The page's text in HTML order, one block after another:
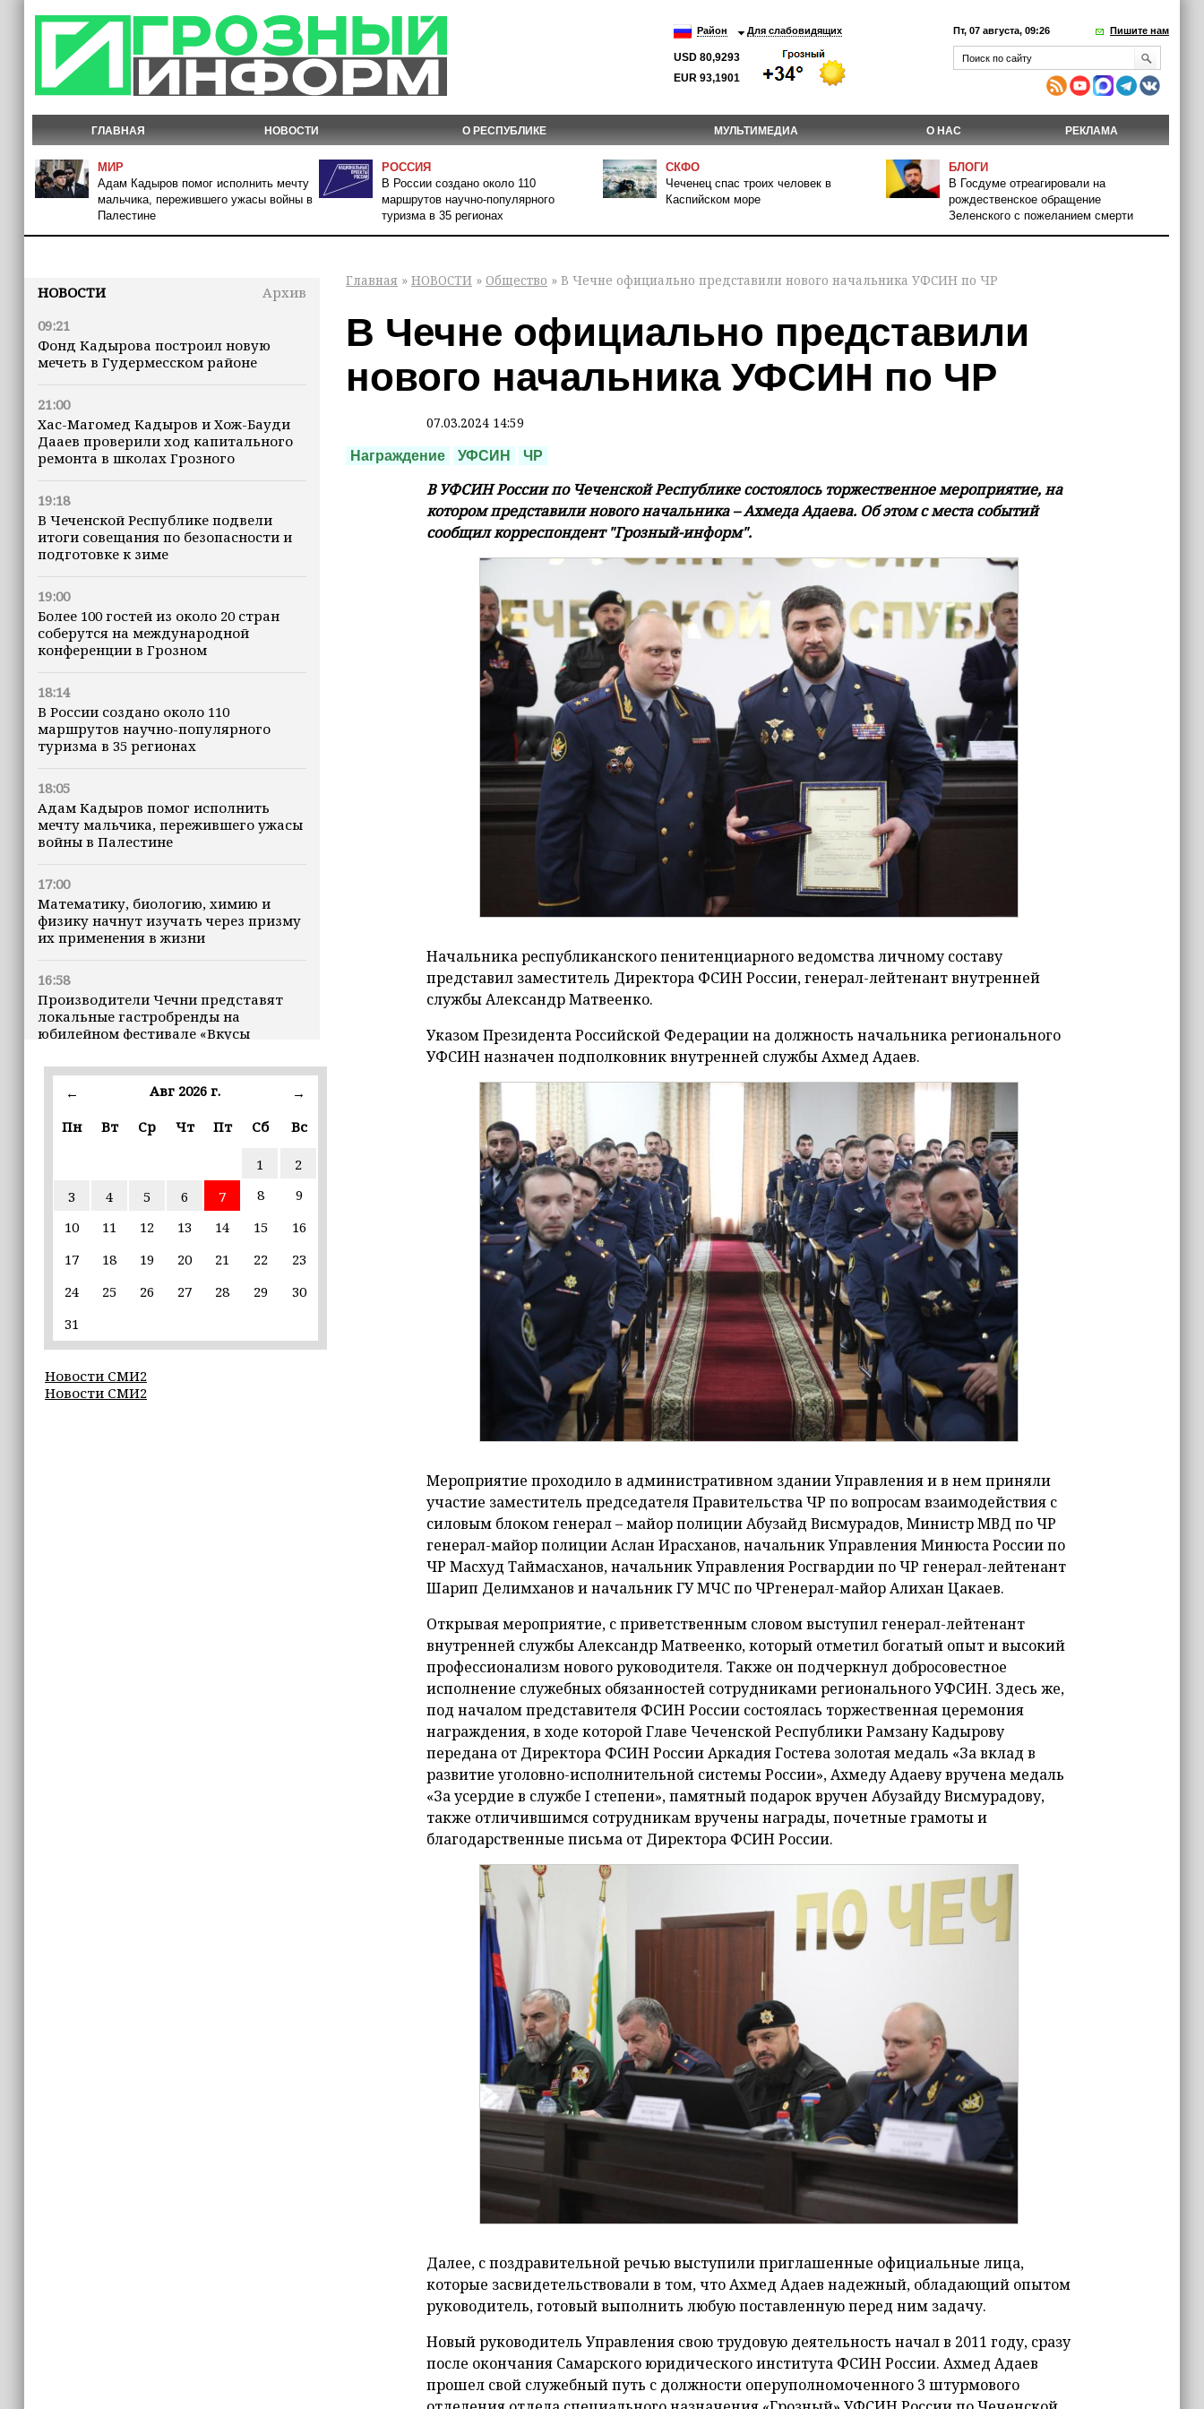
Район Для слабовидящих
USD 80,9293
EUR 93,1901
Пт, 07 августа, 09:26 Пишите нам
ГЛАВНАЯ НОВОСТИ О РЕСПУБЛИКЕ МУЛЬТИМЕДИА О НАС РЕКЛАМА
МИР
Адам Кадыров помог исполнить мечту
мальчика, пережившего ужасы войны в
Палестине
РОССИЯ
В России создано около 110
маршрутов научно-популярного
туризма в 35 регионах
СКФО
Чеченец спас троих человек в
Каспийском море
БЛОГИ
В Госдуме отреагировали на
рождественское обращение
Зеленского с пожеланием смерти
НОВОСТИ
Архив
09:21
Фонд Кадырова построил новую
мечеть в Гудермесском районе
21:00
Хас-Магомед Кадыров и Хож-Бауди
Дааев проверили ход капитального
ремонта в школах Грозного
19:18
В Чеченской Республике подвели
итоги совещания по безопасности и
подготовке к зиме
19:00
Более 100 гостей из около 20 стран
соберутся на международной
конференции в Грозном
18:14
В России создано около 110
маршрутов научно-популярного
туризма в 35 регионах
18:05
Адам Кадыров помог исполнить
мечту мальчика, пережившего ужасы
войны в Палестине
17:00
Математику, биологию, химию и
физику начнут изучать через призму
их применения в жизни
16:58
Производители Чечни представят
локальные гастробренды на
юбилейном фестивале «Вкусы
16:50
кандидатом на должность Главы ЧР
Почему кошки заранее чувствуют
землетрясения, рассказала
ветеринар
16:12
Владимир Машков высоко оценил
«Федерация» (+видео)
Неделя популяризации грудного
вскармливания: что важно знать
← Авг 2026 г.
→
Пн
Вт Ср Чт Пт Сб Вс
1
2
3
4 5 6 7 8
9
10
11 12 13 14 15
16
17
18 19 20 21 22
23
24
25 26 27 28 29
30
31
Новости СМИ2
Новости СМИ2
Главная » НОВОСТИ » Общество » В Чечне официально представили нового начальника УФСИН по ЧР
В Чечне официально представили
нового начальника УФСИН по ЧР
07.03.2024 14:59
Награждение УФСИН ЧР
В УФСИН России по Чеченской Республике состоялось торжественное мероприятие, на
котором представили нового начальника – Ахмеда Адаева. Об этом с места событий
сообщил корреспондент "Грозный-информ".
Начальника республиканского пенитенциарного ведомства личному составу
представил заместитель Директора ФСИН России, генерал-лейтенант внутренней
службы Александр Матвеенко.
Указом Президента Российской Федерации на должность начальника регионального
УФСИН назначен подполковник внутренней службы Ахмед Адаев.
Мероприятие проходило в административном здании Управления и в нем приняли
участие заместитель председателя Правительства ЧР по вопросам взаимодействия с
силовым блоком генерал – майор полиции Абузайд Висмурадов, Министр МВД по ЧР
генерал-майор полиции Аслан Ирасханов, начальник Управления Минюста России по
ЧР Масхуд Таймасханов, начальник Управления Росгвардии по ЧР генерал-лейтенант
Шарип Делимханов и начальник ГУ МЧС по ЧРгенерал-майор Алихан Цакаев.
Открывая мероприятие, с приветственным словом выступил генерал-лейтенант
внутренней службы Александр Матвеенко, который отметил богатый опыт и высокий
профессионализм нового руководителя. Также он подчеркнул добросовестное
исполнение служебных обязанностей сотрудниками регионального УФСИН. Здесь же,
под началом представителя ФСИН России состоялась торжественная церемония
награждения, в ходе которой Главе Чеченской Республики Рамзану Кадырову
передана от Директора ФСИН России Аркадия Гостева золотая медаль «За вклад в
развитие уголовно-исполнительной системы России», Ахмеду Адаеву вручена медаль
«За усердие в службе I степени», памятный подарок вручен Абузайду Висмурадову,
также отличившимся сотрудникам вручены награды, почетные грамоты и
благодарственные письма от Директора ФСИН России.
Далее, с поздравительной речью выступили приглашенные официальные лица,
которые засвидетельствовали в том, что Ахмед Адаев надежный, обладающий опытом
руководитель, готовый выполнить любую поставленную перед ним задачу.
Новый руководитель Управления свою трудовую деятельность начал в 2011 году, сразу
после окончания Самарского юридического института ФСИН России. Ахмед Адаев
прошел свой служебный путь с должности оперуполномоченного 3 штурмового